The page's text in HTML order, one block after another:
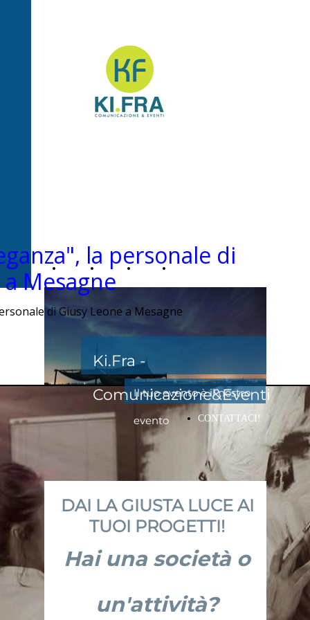
Home Chi
la personale di
Mesagne
di Giusy Leone a Mesagne
Ki.Fra -
Comunicazione&Eventi
Il tuo evento è il nostro
evento CONTATTACI!
DAI LA GIUSTA LUCE AI
TUOI PROGETTI!
Hai una società o
un'attività?